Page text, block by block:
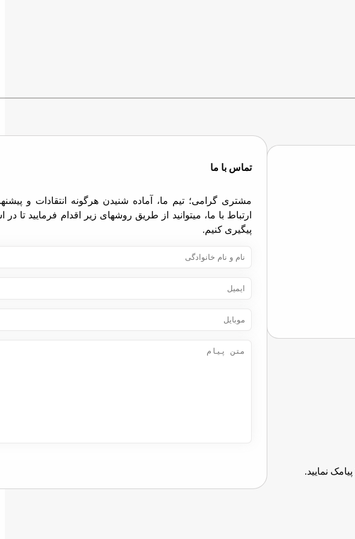
پیامک نمایید.
تماس با ما
مشتری گرامی؛ تیم ما، آماده شنیدن هرگونه انتقادات و
ارتباط با ما، میتوانید از طریق روشهای زیر اقدام فرمایید تا
پیگیری کنیم.